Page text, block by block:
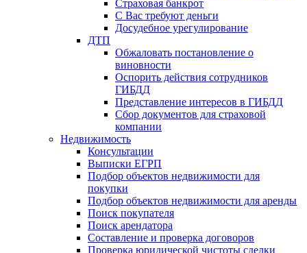
Страховая банкрот
С Вас требуют деньги
Досудебное урегулирование
ДТП
Обжаловать постановление о
виновности
Оспорить действия сотрудников
ГИБДД
Представление интересов в ГИБДД
Сбор документов для страховой
компании
Недвижимость
Консультации
Выписки ЕГРП
Подбор объектов недвижимости для
покупки
Подбор объектов недвижимости для аренды
Поиск покупателя
Поиск арендатора
Составление и проверка договоров
Проверка юридической чистоты сделки